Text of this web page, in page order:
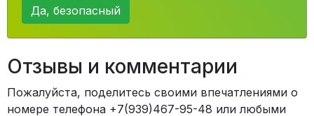
Да, безопасный
Отзывы и комментарии
Пожалуйста, поделитесь своими впечатлениями о
номере телефона +7(939)467-95-48 или любыми